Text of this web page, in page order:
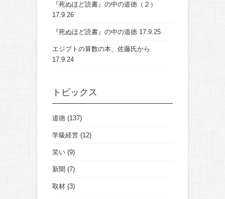
『死ぬほど読書』の中の道徳（２）
17.9.26
『死ぬほど読書』の中の道徳 17.9.25
エジプトの算数の本、佐藤氏から
17.9.24
トピックス
道徳 (137)
学級経営 (12)
笑い (9)
新聞 (7)
取材 (3)